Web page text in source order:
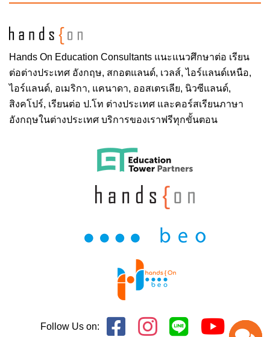
Hands On Education Consultants แนะแนวศึกษาต่อ เรียน
ต่อต่างประเทศ อังกฤษ, สกอตแลนด์, เวลส์, ไอร์แลนด์เหนือ,
ไอร์แลนด์, อเมริกา, แคนาดา, ออสเตรเลีย, นิวซีแลนด์,
สิงคโปร์, เรียนต่อ ป.โท ต่างประเทศ และคอร์สเรียนภาษา
อังกฤษในต่างประเทศ บริการของเราฟรีทุกขั้นตอน
Follow Us on: